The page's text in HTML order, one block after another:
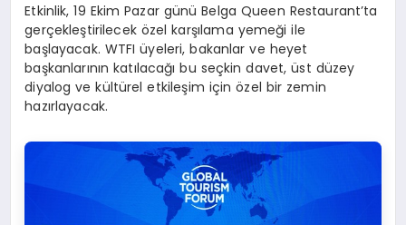
Etkinlik, 19 Ekim Pazar günü Belga Queen Restaurant’ta
gerçekleştirilecek özel karşılama yemeği ile
başlayacak. WTFI üyeleri, bakanlar ve heyet
başkanlarının katılacağı bu seçkin davet, üst düzey
diyalog ve kültürel etkileşim için özel bir zemin
hazırlayacak.